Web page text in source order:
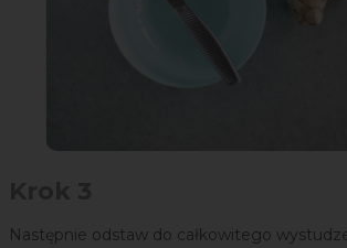
Następnie odstaw do całkowitego